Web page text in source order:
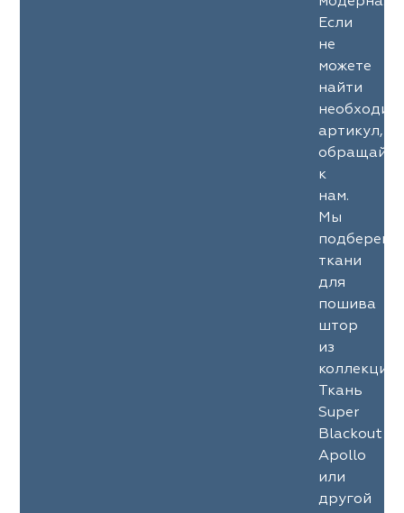
Если
не
можете
найти
артикул,
к
нам.
Мы
подберем
ткани
для
пошива
штор
из
Ткань
Super
Blackout
Apollo
или
другой